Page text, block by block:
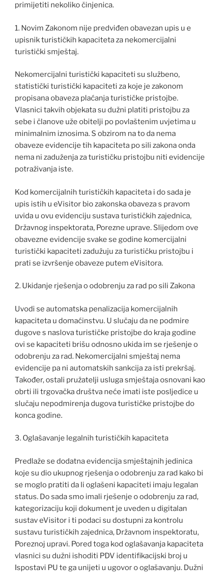
primijetiti nekoliko činjenica.
1. Novim Zakonom nije predviđen obavezan upis u e
upisnik turističkih kapaciteta za nekomercijalni
turistički smještaj.
Nekomercijalni turistički kapaciteti su službeno,
statistički turistički kapaciteti za koje je zakonom
propisana obaveza plaćanja turističke pristojbe.
Vlasnici takvih objekata su dužni platiti pristojbu za
sebe i članove uže obitelji po povlaštenim uvjetima u
minimalnim iznosima. S obzirom na to da nema
obaveze evidencije tih kapaciteta po sili zakona onda
nema ni zaduženja za turističku pristojbu niti evidencije
potraživanja iste.
Kod komercijalnih turističkih kapaciteta i do sada je
upis istih u eVisitor bio zakonska obaveza s pravom
uvida u ovu evidenciju sustava turističkih zajednica,
Državnog inspektorata, Porezne uprave. Slijedom ove
obavezne evidencije svake se godine komercijalni
turistički kapaciteti zadužuju za turističku pristojbu i
prati se izvršenje obaveze putem eVisitora.
2. Ukidanje rješenja o odobrenju za rad po sili Zakona
Uvodi se automatska penalizacija komercijalnih
kapaciteta u domaćinstvu. U slučaju da ne podmire
dugove s naslova turističke pristojbe do kraja godine
ovi se kapaciteti brišu odnosno ukida im se rješenje o
odobrenju za rad. Nekomercijalni smještaj nema
evidencije pa ni automatskih sankcija za isti prekršaj.
Također, ostali pružatelji usluga smještaja osnovani kao
obrti ili trgovačka društva neće imati iste posljedice u
slučaju nepodmirenja dugova turističke pristojbe do
konca godine.
3. Oglašavanje legalnih turističkih kapaciteta
Predlaže se dodatna evidencija smještajnih jedinica
koje su dio ukupnog rješenja o odobrenju za rad kako bi
se moglo pratiti da li oglašeni kapaciteti imaju legalan
status. Do sada smo imali rješenje o odobrenju za rad,
kategorizaciju koji dokument je uveden u digitalan
sustav eVisitor i ti podaci su dostupni za kontrolu
sustavu turističkih zajednica, Državnom inspektoratu,
Poreznoj upravi. Pored toga kod oglašavanja kapaciteta
vlasnici su dužni ishoditi PDV identifikacijski broj u
Ispostavi PU te ga unijeti u ugovor o oglašavanju. Dužni